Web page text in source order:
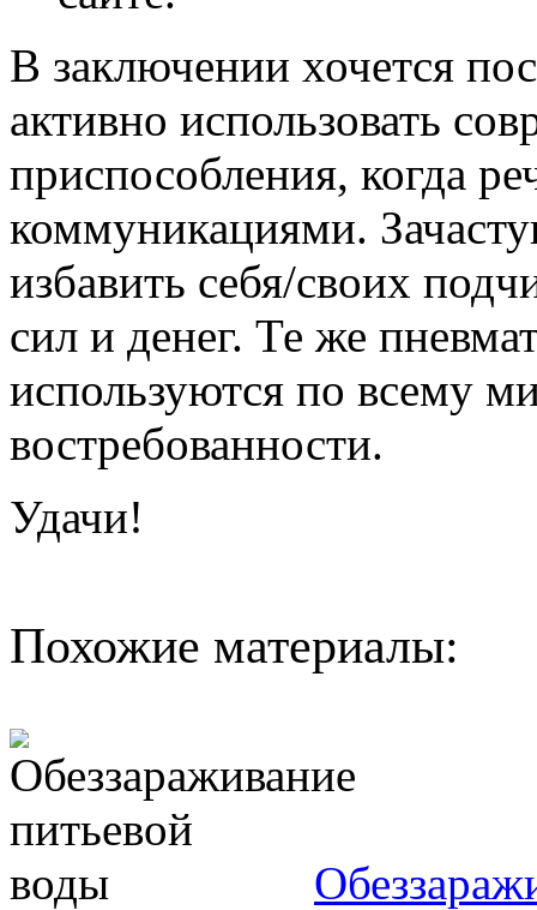
В заключении хочется
активно использовать
приспособления, когда
коммуникациями.
избавить себя/своих
сил и денег. Те же
используются по всему
востребованности.
Удачи!
Похожие материалы: